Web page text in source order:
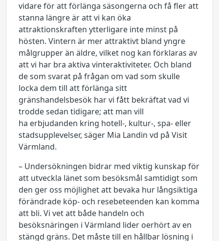
vidare för att förlänga säsongerna och få fler att
stanna längre är att vi kan öka
attraktionskraften ytterligare inte minst på
hösten. Vintern är mer attraktivt bland yngre
målgrupper än äldre, vilket nog kan förklaras av
att vi har bra aktiva vinteraktiviteter. Och bland
de som svarat på frågan om vad som skulle
locka dem till att förlänga sitt
gränshandelsbesök har vi fått bekräftat vad vi
trodde sedan tidigare; att man vill
ha erbjudanden kring hotell-, kultur-, spa- eller
stadsupplevelser, säger Mia Landin vd på Visit
Värmland.
– Undersökningen bidrar med viktig kunskap för
att utveckla länet som besöksmål samtidigt som
den ger oss möjlighet att bevaka hur långsiktiga
förändrade köp- och resebeteenden kan komma
att bli. Vi vet att både handeln och
besöksnäringen i Värmland lider oerhört av en
stängd gräns. Det måste till en hållbar lösning i